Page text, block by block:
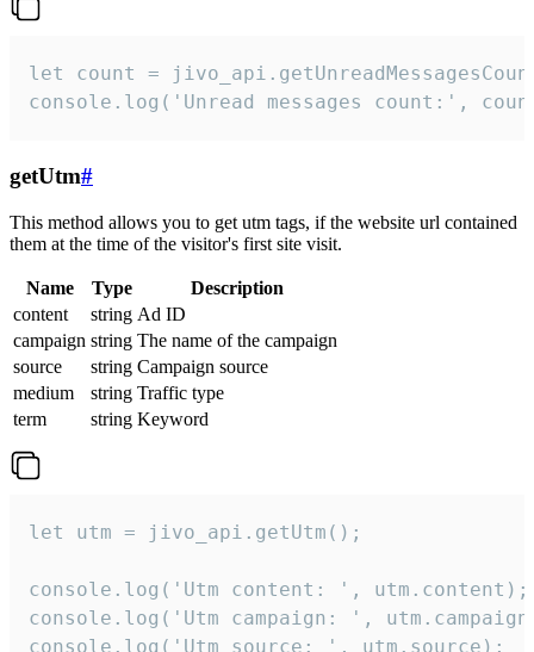
let count =
console.log('Unread messages count:',
getUtm#
This method allows you to get utm tags, if the website url contained
them at the time of the visitor's first site visit.
Name Type
Description
content
string Ad ID
campaign string The name of the campaign
source
string Campaign source
medium
string Traffic type
term
string Keyword
let utm = jivo_api.getUtm();
console.log('Utm content: ', utm.content);
console.log('Utm campaign: ',
console.log('Utm source: ', utm.source);